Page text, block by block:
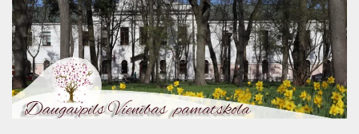
Skip
content